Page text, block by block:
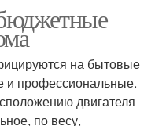
на бытовые
и профессиональные.
двигателя
по весу,